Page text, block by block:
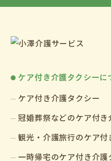
ケア付き介護タクシーに
ケア付き介護タクシー
冠婚葬祭などのケア付き
観光・介護旅行のケア付
一時帰宅のケア付き介護